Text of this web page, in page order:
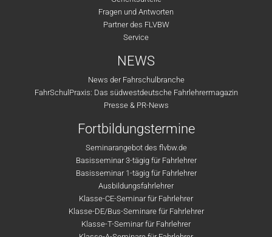
Fragen und Antworten
Partner des FLVBW
Service
NEWS
News der Fahrschulbranche
FahrSchulPraxis: Das südwestdeutsche Fahrlehrermagazin
Presse & PR-News
Fortbildungstermine
Seminarangebot des flvbw.de
Basisseminar 3-tägig für Fahrlehrer
Basisseminar 1-tägig für Fahrlehrer
Ausbildungsfahrlehrer
Klasse-CE-Seminar für Fahrlehrer
Klasse-DE/Bus-Seminare für Fahrlehrer
Klasse-T-Seminar für Fahrlehrer